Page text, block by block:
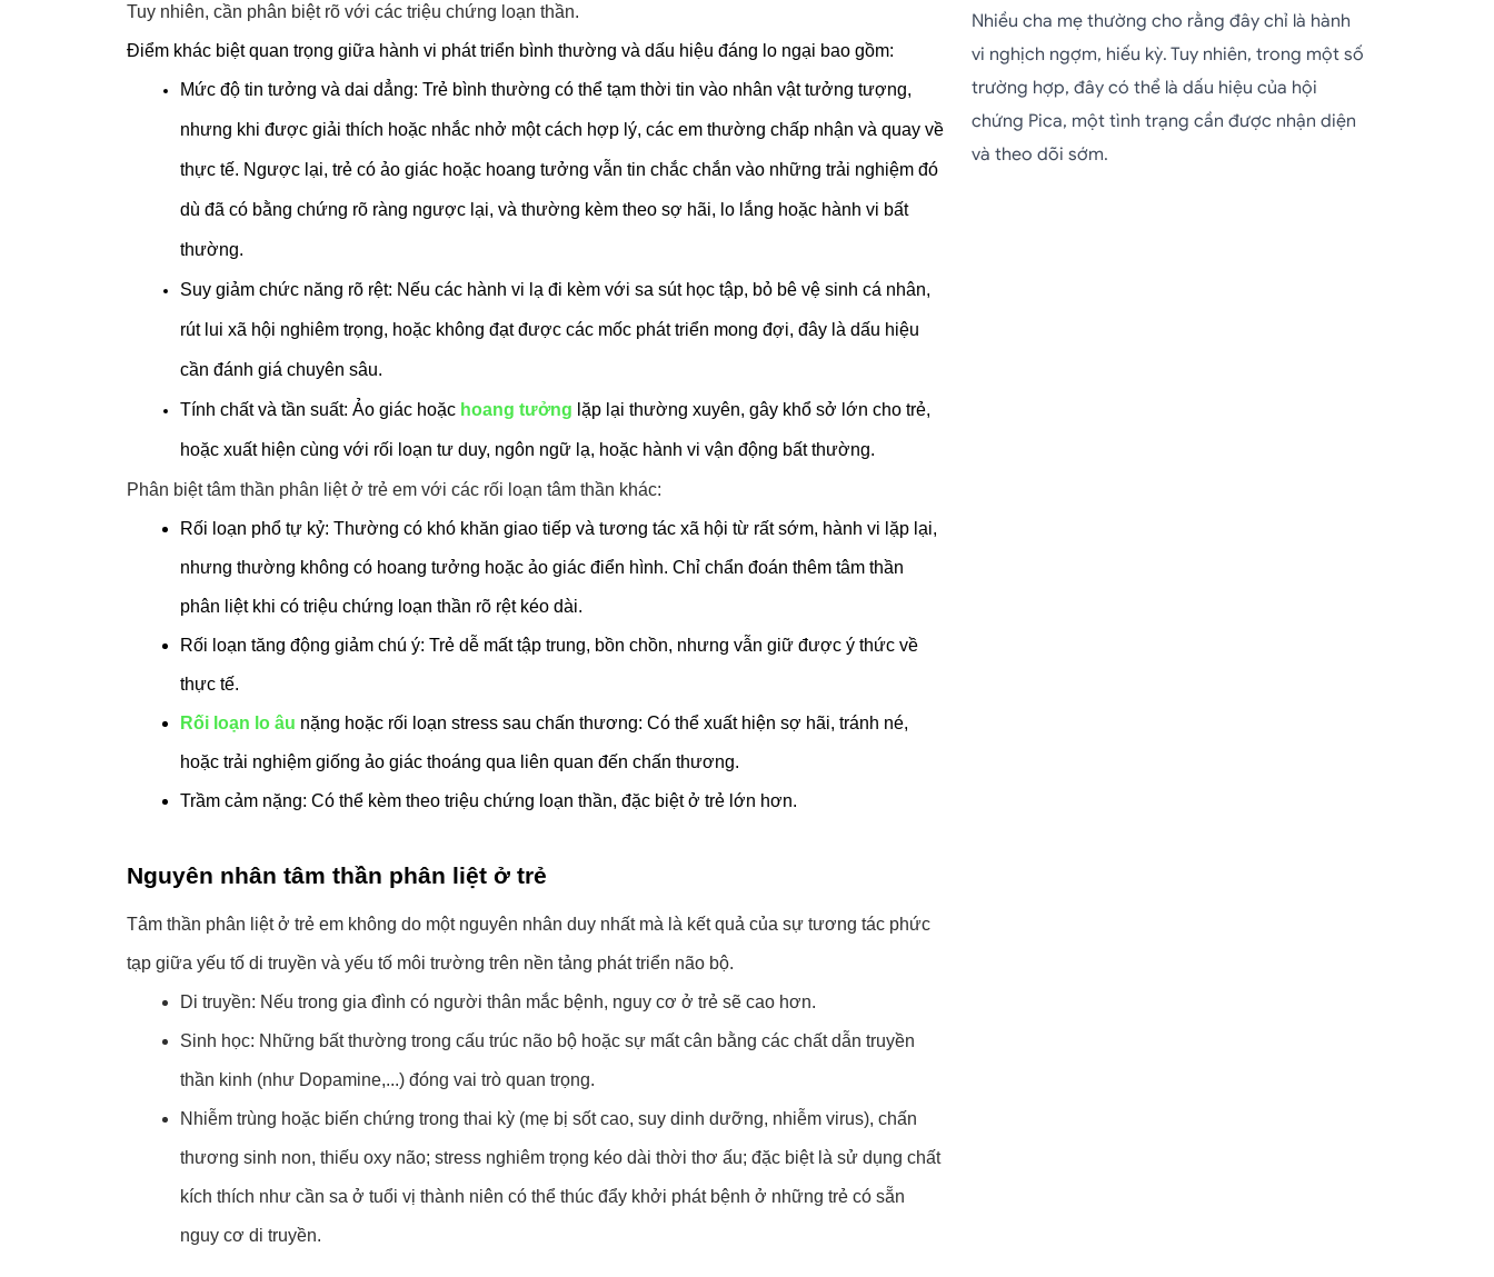
Tuy nhiên, cần phân biệt rõ với các triệu chứng loạn thần.
Điểm khác biệt quan trọng giữa hành vi phát triển bình thường và dấu hiệu đáng lo ngại bao gồm:
Mức độ tin tưởng và dai dẳng: Trẻ bình thường có thể tạm thời tin vào nhân vật tưởng tượng,
nhưng khi được giải thích hoặc nhắc nhở một cách hợp lý, các em thường chấp nhận và quay về
thực tế. Ngược lại, trẻ có ảo giác hoặc hoang tưởng vẫn tin chắc chắn vào những trải nghiệm đó
dù đã có bằng chứng rõ ràng ngược lại, và thường kèm theo sợ hãi, lo lắng hoặc hành vi bất
thường.
Suy giảm chức năng rõ rệt: Nếu các hành vi lạ đi kèm với sa sút học tập, bỏ bê vệ sinh cá nhân,
rút lui xã hội nghiêm trọng, hoặc không đạt được các mốc phát triển mong đợi, đây là dấu hiệu
cần đánh giá chuyên sâu.
Tính chất và tần suất: Ảo giác hoặc hoang tưởng lặp lại thường xuyên, gây khổ sở lớn cho trẻ,
hoặc xuất hiện cùng với rối loạn tư duy, ngôn ngữ lạ, hoặc hành vi vận động bất thường.
Phân biệt tâm thần phân liệt ở trẻ em với các rối loạn tâm thần khác:
Rối loạn phổ tự kỷ: Thường có khó khăn giao tiếp và tương tác xã hội từ rất sớm, hành vi lặp lại,
nhưng thường không có hoang tưởng hoặc ảo giác điển hình. Chỉ chẩn đoán thêm tâm thần
phân liệt khi có triệu chứng loạn thần rõ rệt kéo dài.
Rối loạn tăng động giảm chú ý: Trẻ dễ mất tập trung, bồn chồn, nhưng vẫn giữ được ý thức về
thực tế.
Rối loạn lo âu nặng hoặc rối loạn stress sau chấn thương: Có thể xuất hiện sợ hãi, tránh né,
hoặc trải nghiệm giống ảo giác thoáng qua liên quan đến chấn thương.
Trầm cảm nặng: Có thể kèm theo triệu chứng loạn thần, đặc biệt ở trẻ lớn hơn.
Nguyên nhân tâm thần phân liệt ở trẻ
Tâm thần phân liệt ở trẻ em không do một nguyên nhân duy nhất mà là kết quả của sự tương tác phức
tạp giữa yếu tố di truyền và yếu tố môi trường trên nền tảng phát triển não bộ.
Di truyền: Nếu trong gia đình có người thân mắc bệnh, nguy cơ ở trẻ sẽ cao hơn.
Sinh học: Những bất thường trong cấu trúc não bộ hoặc sự mất cân bằng các chất dẫn truyền
thần kinh (như Dopamine,...) đóng vai trò quan trọng.
Nhiễm trùng hoặc biến chứng trong thai kỳ (mẹ bị sốt cao, suy dinh dưỡng, nhiễm virus), chấn
thương sinh non, thiếu oxy não; stress nghiêm trọng kéo dài thời thơ ấu; đặc biệt là sử dụng chất
kích thích như cần sa ở tuổi vị thành niên có thể thúc đẩy khởi phát bệnh ở những trẻ có sẵn
nguy cơ di truyền.
Nhiều cha mẹ thường cho rằng đây chỉ là hành
vi nghịch ngợm, hiếu kỳ. Tuy nhiên, trong một số
trường hợp, đây có thể là dấu hiệu của hội
chứng Pica, một tình trạng cần được nhận diện
và theo dõi sớm.